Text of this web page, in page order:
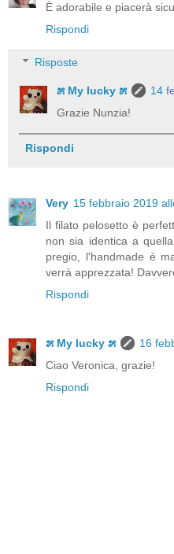
È adorabile e piacerà
Rispondi
Risposte
೫ My lucky ೫
14
Grazie Nunzia!
Rispondi
Very 15 febbraio 2019
Il filato pelosetto è
non sia identica a
pregio, l'handmade è
verrà apprezzata!
Rispondi
೫ My lucky ೫
16
Ciao Veronica, grazie!
Rispondi